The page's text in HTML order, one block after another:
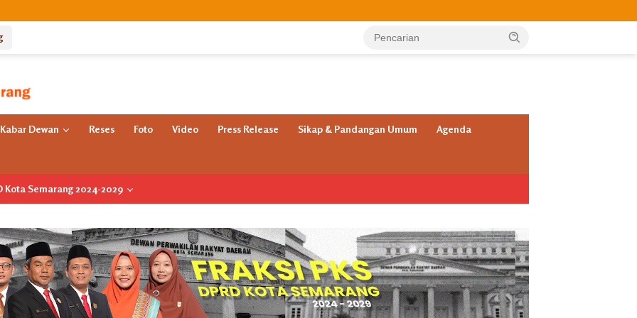
Kabar Dewan Reses Foto Video Press Release Sikap & Pandangan Umum Agenda
Kota Semarang 2024-2029